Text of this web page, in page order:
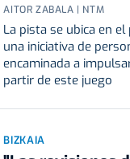
AITOR ZABALA | NTM
La pista se ubica en
una iniciativa de
encaminada a
partir de este juego
BIZKAIA